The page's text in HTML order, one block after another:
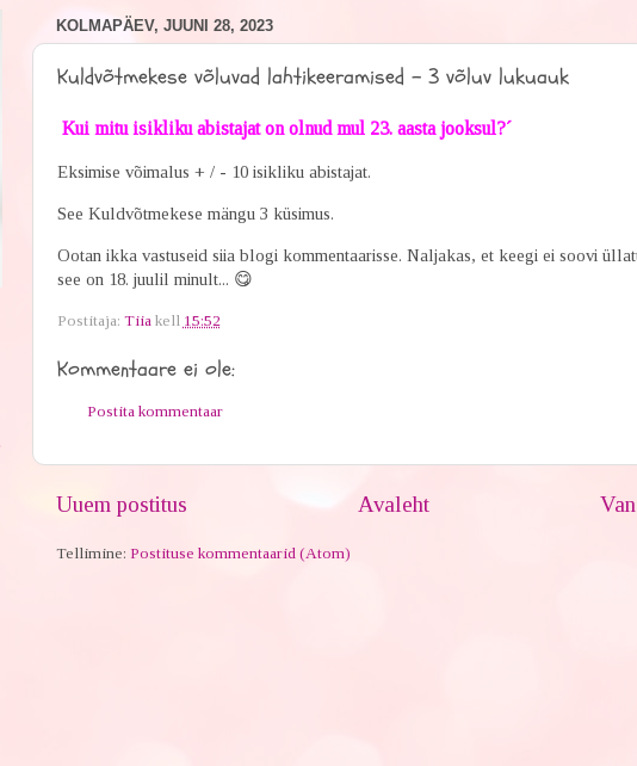
KOLMAPÄEV, JUUNI 28, 2023
Kuldvõtmekese võluvad lahtikeeramised - 3 võluv lukuauk
Kui mitu isikliku abistajat on olnud mul 23. aasta jooksul?´
Eksimise võimalus + / - 10 isikliku abistajat.
See Kuldvõtmekese mängu 3 küsimus.
Ootan ikka vastuseid siia blogi kommentaarisse. Naljakas, et keegi ei soovi
see on 18. juulil minult... 😋
Postitaja: Tiia kell 15:52
Kommentaare ei ole:
Postita kommentaar
Uuem postitus Avaleht
Tellimine: Postituse kommentaarid (Atom)